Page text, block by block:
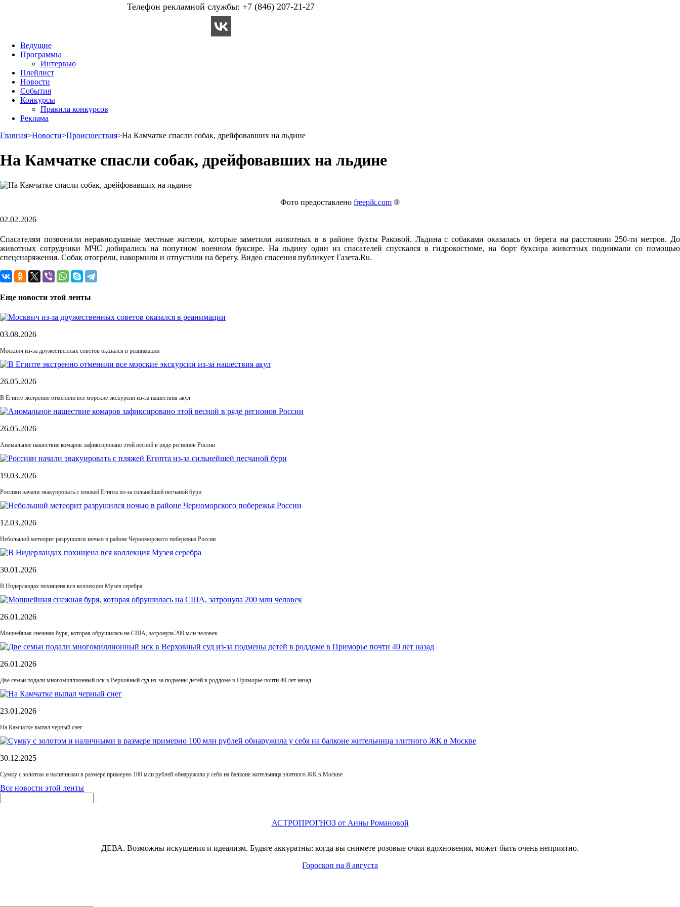
Телефон рекламной службы: +7 (846) 207-21-27
Ведущие
Программы
Интервью
Плейлист
Новости
События
Конкурсы
Правила конкурсов
Реклама
Главная>Новости>Происшествия>На Камчатке спасли собак, дрейфовавших на льдине
На Камчатке спасли собак, дрейфовавших на льдине
Фото предоставлено freepik.com ®
02.02.2026
Спасателям позвонили неравнодушные местные жители, которые заметили животных в в районе бухты Раковой. Льдина с собаками оказалась от берега на расстоянии 250-ти метров. До
животных сотрудники МЧС добирались на попутном военном буксире. На льдину один из спасателей спускался в гидрокостюме, на борт буксира животных поднимали со помощью
спецснаряжения. Собак отогрели, накормили и отпустили на берегу. Видео спасения публикует Газета.Ru.
Еще новости этой ленты
03.08.2026
Москвич из-за дружественных советов оказался в реанимации
26.05.2026
В Египте экстренно отменили все морские экскурсии из-за нашествия акул
26.05.2026
Аномальное нашествие комаров зафиксировано этой весной в ряде регионов России
19.03.2026
Россиян начали эвакуировать с пляжей Египта из-за сильнейшей песчаной бури
12.03.2026
Небольшой метеорит разрушился ночью в районе Черноморского побережья России
30.01.2026
В Нидерландах похищена вся коллекция Музея серебра
26.01.2026
Мощнейшая снежная буря, которая обрушилась на США, затронула 200 млн человек
26.01.2026
Две семьи подали многомиллионный иск в Верховный суд из-за подмены детей в роддоме в Приморье почти 40 лет назад
23.01.2026
На Камчатке выпал черный снег
30.12.2025
Сумку с золотом и наличными в размере примерно 100 млн рублей обнаружила у себя на балконе жительница элитного ЖК в Москве
Все новости этой ленты
АСТРОПРОГНОЗ от Анны Романовой
ДЕВА. Возможны искушения и идеализм. Будьте аккуратны: когда вы снимете розовые очки вдохновения, может быть очень неприятно.
Гороскоп на 8 августа